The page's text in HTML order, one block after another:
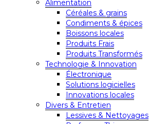
Alimentation
Céréales & grains
Condiments & épices
Boissons locales
Produits Frais
Produits Transformés
Technologie & Innovation
Électronique
Solutions logicielles
Innovations locales
Divers & Entretien
Lessives & Nettoyages